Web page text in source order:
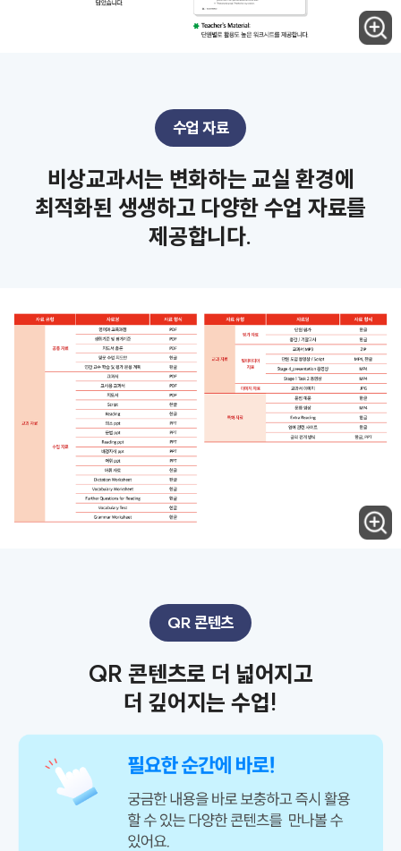
수업 자료
비상교과서는 변화하는 교실 환경에
최적화된 생생하고 다양한 수업 자료를
제공합니다.
QR 콘텐츠
QR 콘텐츠로 더 넓어지고
더 깊어지는 수업!